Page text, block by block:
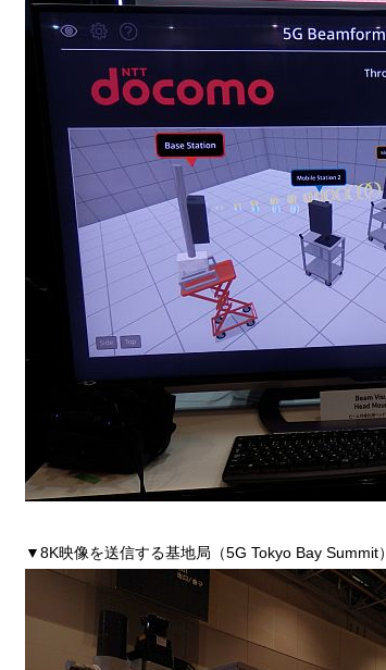
▼8K映像を送信する基地局（5G Tokyo Bay Summit）